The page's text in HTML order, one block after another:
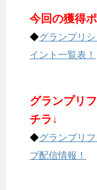
今回の獲得
◆グランプリ
イント一覧表！
グランプリ
チラ↓
◆グランプリ
ブ配信情報！